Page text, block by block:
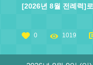
[2026년 8월 전례력]
0 1019